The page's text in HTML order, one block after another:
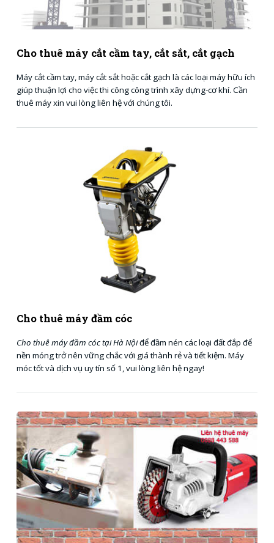
Cho thuê máy cắt cầm tay, cắt sắt, cắt gạch
Máy cắt cầm tay, máy cắt sắt hoặc cắt gạch là các loại máy hữu ích
giúp thuận lợi cho việc thi công công trình xây dựng-cơ khí. Cần
thuê máy xin vui lòng liên hệ với chúng tôi.
Cho thuê máy đầm cóc
Cho thuê máy đầm cóc tại Hà Nộiđể đầm nén các loại đất đắp để
nền móng trở nên vững chắc với giá thành rẻ và tiết kiệm. Máy
móc tốt và dịch vụ uy tín số 1, vui lòng liên hệ ngay!